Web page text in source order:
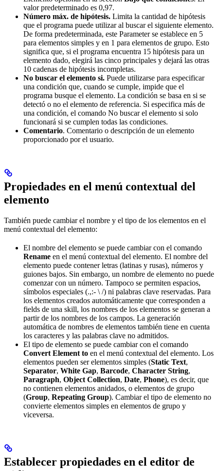
valor predeterminado es 0,97.
Número máx. de hipótesis. Limita la cantidad de hipótesis
que el programa puede utilizar al buscar el siguiente elemento.
De forma predeterminada, este Parameter se establece en 5
para elementos simples y en 1 para elementos de grupo. Esto
significa que, si el programa encuentra 15 hipótesis para un
elemento dado, elegirá las cinco principales y dejará las otras
10 cadenas de hipótesis incompletas.
No buscar el elemento si. Puede utilizarse para especificar
una condición que, cuando se cumple, impide que el
programa busque el elemento. La condición se basa en si se
detectó o no el elemento de referencia. Si especifica más de
una condición, el comando No buscar el elemento si solo
funcionará si se cumplen todas las condiciones.
Comentario. Comentario o descripción de un elemento
proporcionado por el usuario.
Propiedades en el menú contextual del
elemento
También puede cambiar el nombre y el tipo de los elementos en el
menú contextual del elemento:
El nombre del elemento se puede cambiar con el comando
Rename en el menú contextual del elemento. El nombre del
elemento puede contener letras (latinas y rusas), números y
guiones bajos. Sin embargo, un nombre de elemento no puede
comenzar con un número. Tampoco se permiten espacios,
símbolos especiales (.,:- \ /) ni palabras clave reservadas. Para
los elementos creados automáticamente que corresponden a
fields de una skill, los nombres de los elementos se generan a
partir de los nombres de los campos. La generación
automática de nombres de elementos también tiene en cuenta
los caracteres y las palabras clave no admitidos.
El tipo de elemento se puede cambiar con el comando
Convert Element to en el menú contextual del elemento. Los
elementos pueden ser elementos simples (Static Text,
Separator, White Gap, Barcode, Character String,
Paragraph, Object Collection, Date, Phone), es decir, que
no contienen elementos anidados, o elementos de grupo
(Group, Repeating Group). Cambiar el tipo de elemento no
convierte elementos simples en elementos de grupo y
viceversa.
Establecer propiedades en el editor de